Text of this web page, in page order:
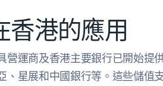
香港的應用
營運商及香港主要銀行已開始提
、星展和中國銀行等。這些儲值